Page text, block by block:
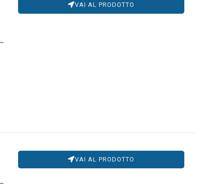
VAI AL PRODOTTO
VAI AL PRODOTTO